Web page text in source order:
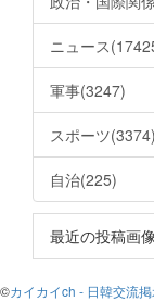
ニュース
軍事(3247)
スポーツ(3374)
自治(225)
最近の投稿画像
©カイカイch - 日韓交流